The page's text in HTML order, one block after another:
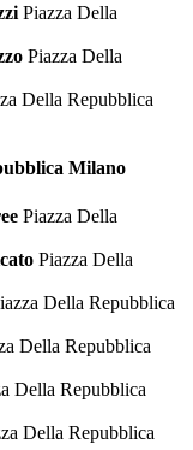
Piazza Della
Piazza Della
Della Repubblica
Milano
Piazza Della
Piazza Della
Della Repubblica
Della Repubblica
Della Repubblica
Della Repubblica